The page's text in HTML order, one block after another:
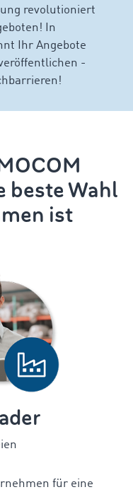
revolutioniert
In
Ihr Angebote
-
beste Wahl
ist
für eine